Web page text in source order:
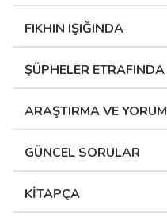
FIKHIN IŞIĞINDA
ŞÜPHELER ETRAFINDA
ARAŞTIRMA VE YORUM
GÜNCEL SORULAR
KİTAPÇA